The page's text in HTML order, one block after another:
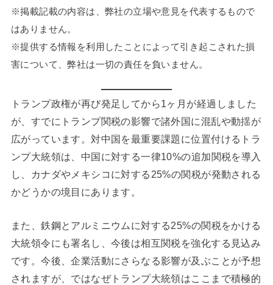
※掲載記載の内容は、弊社の立場や意見を代表するもので
はありません。
※提供する情報を利用したことによって引き起こされた損
害について、弊社は一切の責任を負いません。
トランプ政権が再び発足してから1ヶ月が経過しました
が、すでにトランプ関税の影響で諸外国に混乱や動揺が
広がっています。対中国を最重要課題に位置付けるトラ
ンプ大統領は、中国に対する一律10%の追加関税を導入
し、カナダやメキシコに対する25%の関税が発動される
かどうかの境目にあります。
また、鉄鋼とアルミニウムに対する25%の関税をかける
大統領令にも署名し、今後は相互関税を強化する見込み
です。今後、企業活動にさらなる影響が及ぶことが予想
されますが、ではなぜトランプ大統領はここまで積極的